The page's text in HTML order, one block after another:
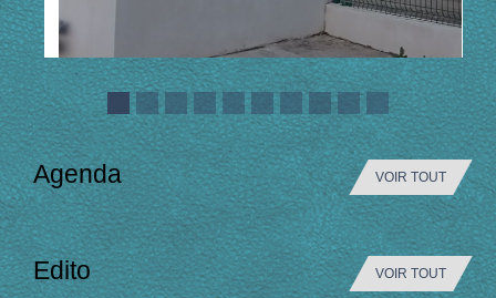
Agenda VOIR TOUT
Edito VOIR TOUT